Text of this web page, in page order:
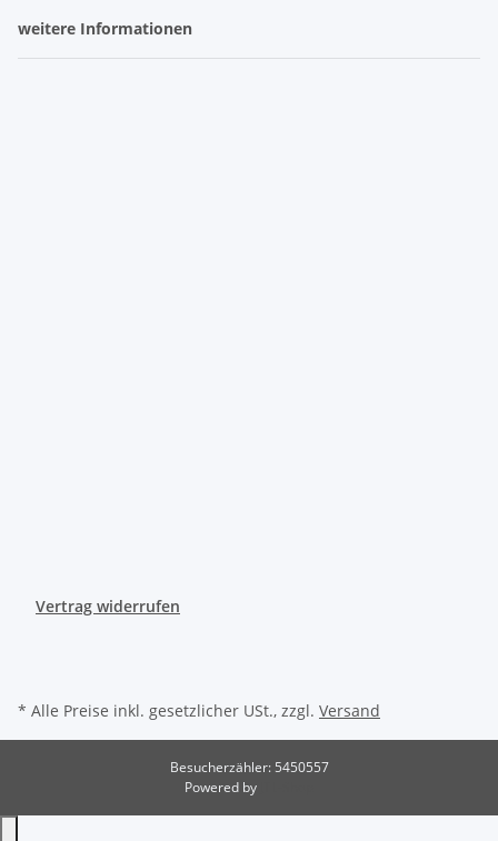
weitere Informationen
Vertrag widerrufen
* Alle Preise inkl. gesetzlicher USt., zzgl. Versand
Besucherzähler: 5450557
Powered by